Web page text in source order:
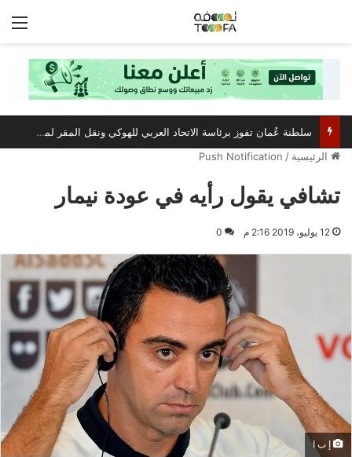
سلطنة عُمان تفوز برئاسة الاتحاد العربي للهوكي ونقل المقر لمسقط
الرئيسية /
Push Notification
تشافي يقول رأيه في عودة نيمار
12 يوليو، 2019 2:16 م 0
إ ب ا